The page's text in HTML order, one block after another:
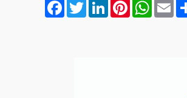
Facebook
TwitterLinkedInPinterest